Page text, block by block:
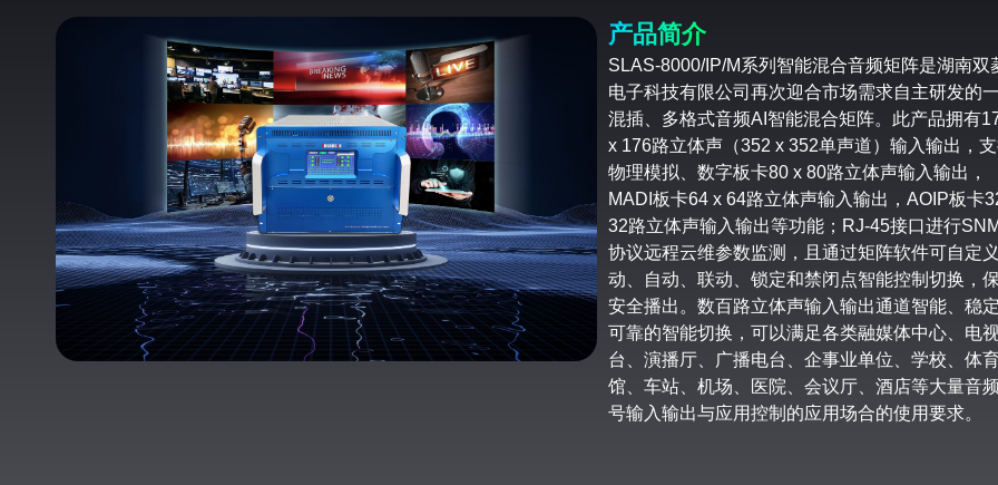
产品简介
SLAS-8000/IP/M系列智能混合音频矩阵是湖南双
电子科技有限公司再次迎合市场需求自主研发的
混插、多格式音频AI智能混合矩阵。此产品拥有
x 176路立体声（352 x 352单声道）输入输出，
物理模拟、数字板卡80 x 80路立体声输入输出，
MADI板卡64 x 64路立体声输入输出，AOIP板卡
32路立体声输入输出等功能；RJ-45接口进行
协议远程云维参数监测，且通过矩阵软件可自定
动、自动、联动、锁定和禁闭点智能控制切换，
安全播出。数百路立体声输入输出通道智能、稳定
可靠的智能切换，可以满足各类融媒体中心、电
台、演播厅、广播电台、企事业单位、学校、体
馆、车站、机场、医院、会议厅、酒店等大量音
号输入输出与应用控制的应用场合的使用要求。